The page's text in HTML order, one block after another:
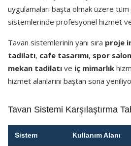
uygulamaları başta olmak üzere
sistemlerinde profesyonel hizmet
Tavan sistemlerinin yanı sıra proje
tadilatı, cafe tasarımı, spor
mekan tadilatı ve iç mimarlık
hizmet alanlarını baştan sona
Tavan Sistemi Karşılaştırma
Sistem Kullanım Alanı